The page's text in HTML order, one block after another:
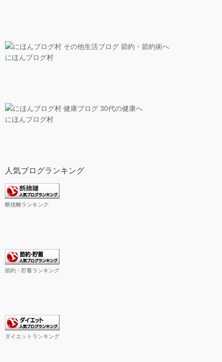
にほんブログ村
にほんブログ村
人気ブログランキング
断捨離ランキング
節約・貯蓄ランキング
ダイエットランキング